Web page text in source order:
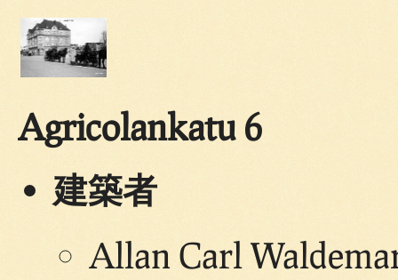
Agricolankatu 6
建築者
Allan Carl